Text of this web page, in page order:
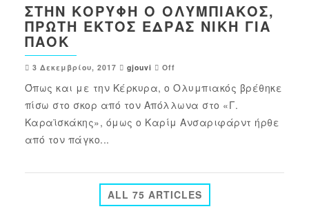
ΣΤΗΝ ΚΟΡΥΦΉ Ο ΟΛΥΜΠΙΑΚΌΣ,
ΠΡΏΤΗ ΕΚΤΌΣ ΈΔΡΑΣ ΝΊΚΗ ΓΙΑ
ΠΑΟΚ
3 Δεκεμβρίου, 2017 gjouvi Off
Όπως και με την Κέρκυρα, ο Ολυμπιακός βρέθηκε
πίσω στο σκορ από τον Απόλλωνα στο «Γ.
Καραϊσκάκης», όμως ο Καρίμ Ανσαριφάρντ ήρθε
από τον πάγκο...
ALL 75 ARTICLES